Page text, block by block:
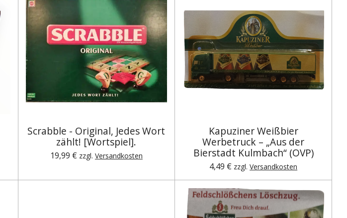
Scrabble - Original, Jedes Wort
zählt! [Wortspiel].
19,99 € zzgl. Versandkosten
Kapuziner Weißbier
Werbetruck – „Aus der
Bierstadt Kulmbach“ (OVP)
4,49 € zzgl.Versandkosten